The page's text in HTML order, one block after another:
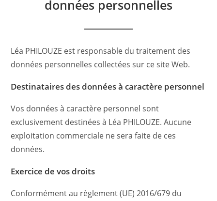
données personnelles
Léa PHILOUZE est responsable du traitement des
données personnelles collectées sur ce site Web.
Destinataires des données à caractère personnel
Vos données à caractère personnel sont
exclusivement destinées à Léa PHILOUZE. Aucune
exploitation commerciale ne sera faite de ces
données.
Exercice de vos droits
Conformément au règlement (UE) 2016/679 du